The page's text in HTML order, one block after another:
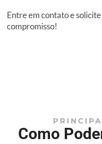
Entre em contato e
compromisso!
Como